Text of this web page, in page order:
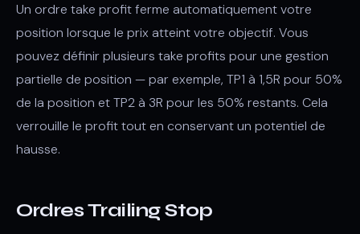
Un ordre take profit ferme automatiquement votre
position lorsque le prix atteint votre objectif. Vous
pouvez définir plusieurs take profits pour une gestion
partielle de position — par exemple, TP1 à 1,5R pour 50%
de la position et TP2 à 3R pour les 50% restants. Cela
verrouille le profit tout en conservant un potentiel de
hausse.
Ordres Trailing Stop